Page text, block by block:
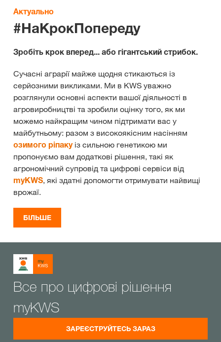
Актуально
#НаКрокПопереду
Зробіть крок вперед... або гігантський стрибок.
Сучасні аграрії майже щодня стикаються із
серйозними викликами. Ми в KWS уважно
розглянули основні аспекти вашої діяльності в
агровиробництві та зробили оцінку того, як ми
можемо найкращим чином підтримати вас у
майбутньому: разом з високоякісним насінням
озимого ріпакуіз сильною генетикою ми
пропонуємо вам додаткові рішення, такі як
агрономічний супровід та цифрові сервіси від
myKWS, які здатні допомогти отримувати найвищі
врожаї.
БІЛЬШЕ
Все про цифрові рішення
myKWS
ЗАРЕЄСТРУЙТЕСЬ ЗАРАЗ